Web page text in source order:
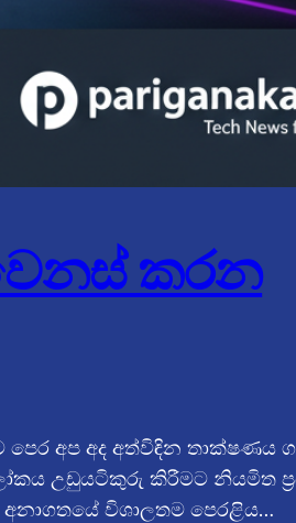
කරන
අප අද අත්විඳින තාක්ෂණය
උඩුයටිකුරු කිරීමට නියමිත
විශාලතම පෙරළිය…